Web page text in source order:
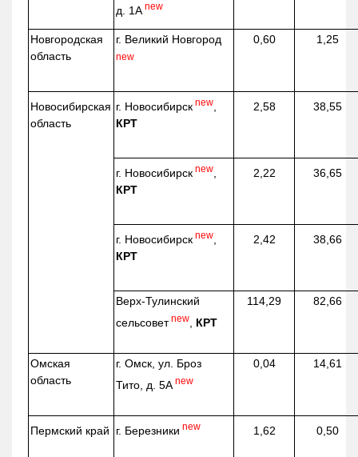
д. 1А new
Новгородская
область
г. Великий Новгород
new
0,60 1,25
Новосибирская
область
г. Новосибирск new
КРТ
2,58 38,55
г. Новосибирск new
КРТ
2,22 36,65
г. Новосибирск new
КРТ
2,42 38,66
Верх-Тулинский
сельсовет new КРТ
114,29 82,66
Омская
область
г. Омск, ул. Броз
Тито, д. 5А new
0,04 14,61
Пермский край г. Березники new 1,62 0,50